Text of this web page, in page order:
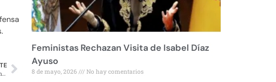
Feministas Rechazan Visita de Isabel Díaz
Ayuso
8 de mayo, 2026 No hay comentarios